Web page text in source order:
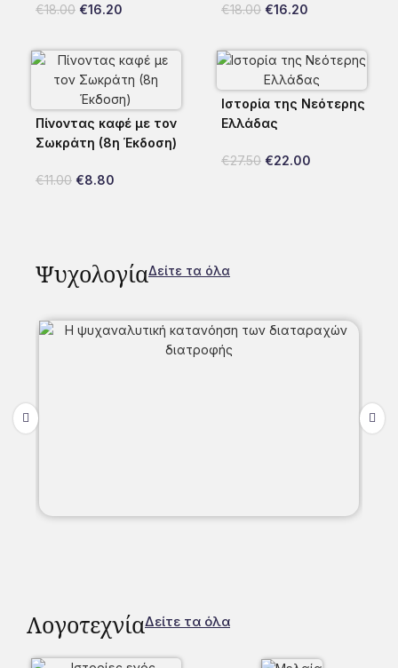
€18.00 €16.20 €18.00 €16.20
Πίνοντας καφέ με τον
Σωκράτη (8η Έκδοση)
€11.00 €8.80
Ιστορία της Νεότερης
Ελλάδας
€27.50 €22.00
ΨυχολογίαΔείτε τα όλα
ΛογοτεχνίαΔείτε τα όλα